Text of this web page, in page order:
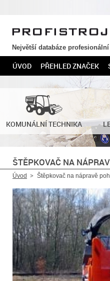
Největší databáze
ÚVOD PŘEHLED ZNAČEK
KOMUNÁLNÍ TECHNIKA
ŠTĚPKOVAČ NA
Úvod Štěpkovač na nápravě